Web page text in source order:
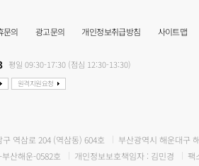
문의 광고문의 개인정보취급방침 사이트맵
평일 09:30-17:30 (점심 12:30-13:30)
원격지원요청
역삼로 204 (역삼동) 604호
부산광역시 해운대구
산해운-0582호
개인정보보호책임자 : 김민경
팩